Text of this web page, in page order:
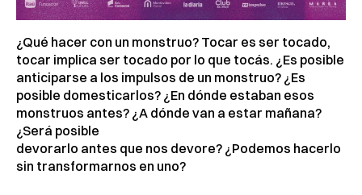
¿Qué hacer con un monstruo? Tocar es ser tocado,
tocar implica ser tocado por lo que tocás. ¿Es posible
anticiparse a los impulsos de un monstruo? ¿Es
posible domesticarlos? ¿En dónde estaban esos
monstruos antes? ¿A dónde van a estar mañana?
¿Será posible
devorarlo antes que nos devore? ¿Podemos hacerlo
sin transformarnos en uno?